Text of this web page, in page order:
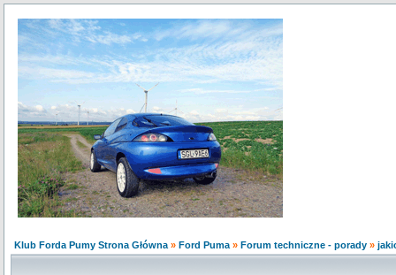
Klub Forda Pumy Strona Główna » Ford Puma » Forum techniczne - porady »